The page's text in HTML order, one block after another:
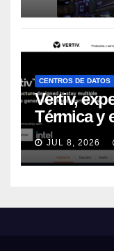
CENTROS DE DATOS
Vertiv,
Térmica y
Datos,
imparable
JUL 8, 2026